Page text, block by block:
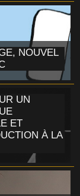
NOUVEL
UN
ET
À LA